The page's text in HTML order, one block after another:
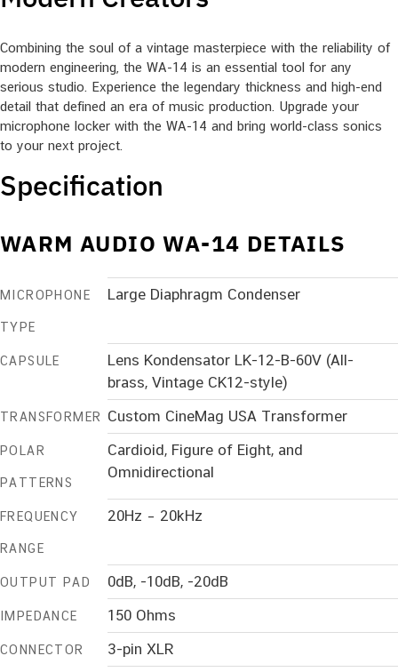
Combining the soul of a vintage masterpiece with the reliability of
modern engineering, the WA-14 is an essential tool for any
serious studio. Experience the legendary thickness and high-end
detail that defined an era of music production. Upgrade your
microphone locker with the WA-14 and bring world-class sonics
to your next project.
Specification
WARM AUDIO WA-14 DETAILS
MICROPHONE
TYPE
Large Diaphragm Condenser
CAPSULE
Lens Kondensator LK-12-B-60V (All-
brass, Vintage CK12-style)
TRANSFORMER Custom CineMag USA Transformer
POLAR
PATTERNS
Cardioid, Figure of Eight, and
Omnidirectional
FREQUENCY
RANGE
20Hz – 20kHz
OUTPUT PAD 0dB, -10dB, -20dB
IMPEDANCE 150 Ohms
CONNECTOR 3-pin XLR